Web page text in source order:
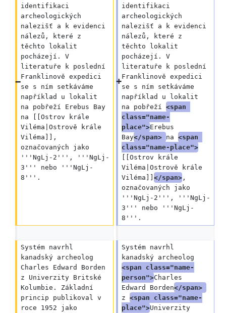
identifikaci
archeologických
nalezišť a k evidenci
nálezů, které z
těchto lokalit
pocházejí. V
literatuře k poslední
Franklinově expedici
se s ním setkáváme
například u lokalit
na pobřeží Erebus Bay
na [[Ostrov krále
Viléma|Ostrově krále
Viléma]],
označovaných jako
'''NgLj-2''', '''NgLj-
3''' nebo '''NgLj-
8'''.
identifikaci
archeologických
nalezišť a k evidenci
nálezů, které z
těchto lokalit
pocházejí. V
literatuře k poslední
Franklinově expedici
se s ním setkáváme
například u lokalit
na pobřeží <span
class="name-
place">Erebus
Bay</span> na <span
class="name-place">
[[Ostrov krále
Viléma|Ostrově krále
Viléma]] </span>,
označovaných jako
'''NgLj-2''', '''NgLj-
3''' nebo '''NgLj-
8'''.
Systém navrhl
kanadský archeolog
Charles Edward Borden
z Univerzity Britské
Kolumbie. Základní
princip publikoval v
roce 1952 jako
Systém navrhl
kanadský archeolog
<span class="name-
person">Charles
Edward Borden</span>
z <span class="name-
place">Univerzity